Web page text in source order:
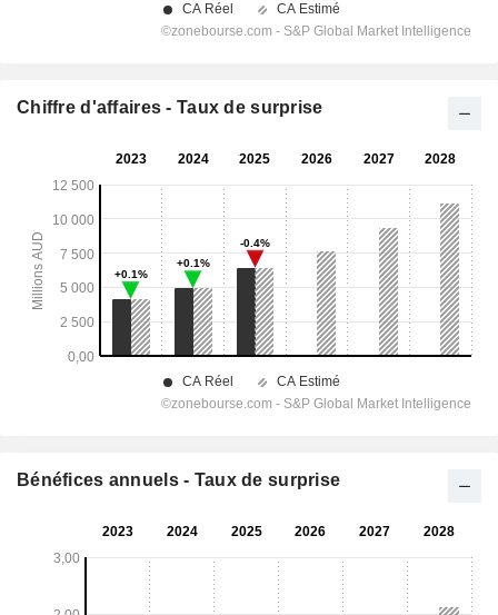
Chiffre d'affaires - Taux de surprise
Bénéfices annuels - Taux de surprise